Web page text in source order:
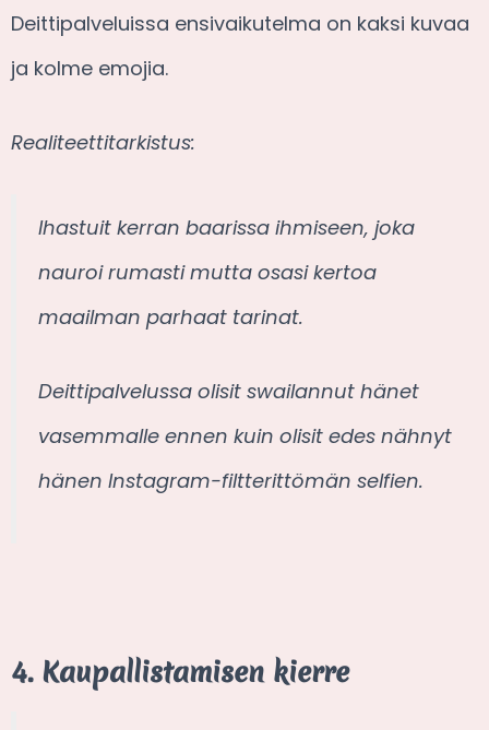
Deittipalveluissa ensivaikutelma on kaksi kuvaa
ja kolme emojia.
Realiteettitarkistus:
Ihastuit kerran baarissa ihmiseen, joka
nauroi rumasti mutta osasi kertoa
maailman parhaat tarinat.
Deittipalvelussa olisit swailannut hänet
vasemmalle ennen kuin olisit edes nähnyt
hänen Instagram-filtterittömän selfien.
4. Kaupallistamisen kierre